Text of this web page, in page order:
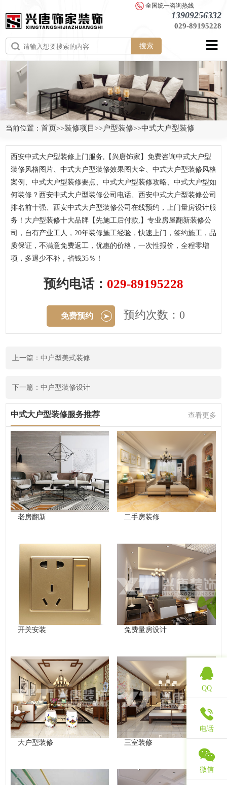
全国统一咨询热线
13909256332
029-89195228
搜索
当前位置：首页>>装修项目>> 户型装修>>中式大户型装修
西安中式大户型装修上门服务,【兴唐饰家】免费咨询中式大户型
装修风格图片、中式大户型装修效果图大全、中式大户型装修风格
案例、中式大户型装修要点、中式大户型装修攻略、中式大户型如
何装修？西安中式大户型装修公司电话、西安中式大户型装修公司
排名前十强、西安中式大户型装修公司在线预约，上门量房设计服
务！大户型装修十大品牌【先施工后付款,】专业房屋翻新装修公
司，自有产业工人，20年装修施工经验，快速上门，签约施工，品
质保证，不满意免费返工，优惠的价格，一次性报价，全程零增
项，多退少不补，省钱35％！
预约电话： 029-89195228
免费预约 预约次数：0
上一篇：中户型美式装修
下一篇：中户型装修设计
中式大户型装修服务推荐 查看更多
老房翻新 二手房装修
开关安装 免费量房设计
大户型装修 三室装修
QQ
电话
微信